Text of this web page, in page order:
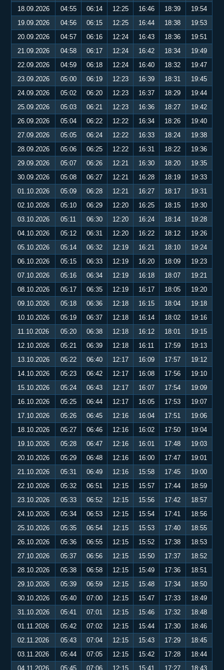
18.09.2026
04:55 06:14 12:25 16:46 18:39
19:54
19.09.2026
04:56 06:15 12:25 16:44 18:38
19:53
20.09.2026
04:57 06:16 12:24 16:43 18:36
19:51
21.09.2026
04:58 06:17 12:24 16:42 18:34
19:49
22.09.2026
04:59 06:18 12:24 16:40 18:32
19:47
23.09.2026
05:00 06:19 12:23 16:39 18:31
19:45
24.09.2026
05:02 06:20 12:23 16:37 18:29
19:44
25.09.2026
05:03 06:21 12:23 16:36 18:27
19:42
26.09.2026
05:04 06:22 12:22 16:34 18:26
19:40
27.09.2026
05:05 06:24 12:22 16:33 18:24
19:38
28.09.2026
05:06 06:25 12:22 16:31 18:22
19:36
29.09.2026
05:07 06:26 12:21 16:30 18:20
19:35
30.09.2026
05:08 06:27 12:21 16:28 18:19
19:33
01.10.2026
05:09 06:28 12:21 16:27 18:17
19:31
02.10.2026
05:10 06:29 12:20 16:25 18:15
19:30
03.10.2026
05:11 06:30 12:20 16:24 18:14
19:28
04.10.2026
05:12 06:31 12:20 16:22 18:12
19:26
05.10.2026
05:14 06:32 12:19 16:21 18:10
19:24
06.10.2026
05:15 06:33 12:19 16:20 18:09
19:23
07.10.2026
05:16 06:34 12:19 16:18 18:07
19:21
08.10.2026
05:17 06:35 12:19 16:17 18:05
19:20
09.10.2026
05:18 06:36 12:18 16:15 18:04
19:18
10.10.2026
05:19 06:37 12:18 16:14 18:02
19:16
11.10.2026
05:20 06:38 12:18 16:12 18:01
19:15
12.10.2026
05:21 06:39 12:18 16:11 17:59
19:13
13.10.2026
05:22 06:40 12:17 16:09 17:57
19:12
14.10.2026
05:23 06:42 12:17 16:08 17:56
19:10
15.10.2026
05:24 06:43 12:17 16:07 17:54
19:09
16.10.2026
05:25 06:44 12:17 16:05 17:53
19:07
17.10.2026
05:26 06:45 12:16 16:04 17:51
19:06
18.10.2026
05:27 06:46 12:16 16:02 17:50
19:04
19.10.2026
05:28 06:47 12:16 16:01 17:48
19:03
20.10.2026
05:29 06:48 12:16 16:00 17:47
19:01
21.10.2026
05:31 06:49 12:16 15:58 17:45
19:00
22.10.2026
05:32 06:51 12:15 15:57 17:44
18:59
23.10.2026
05:33 06:52 12:15 15:56 17:42
18:57
24.10.2026
05:34 06:53 12:15 15:54 17:41
18:56
25.10.2026
05:35 06:54 12:15 15:53 17:40
18:55
26.10.2026
05:36 06:55 12:15 15:52 17:38
18:53
27.10.2026
05:37 06:56 12:15 15:50 17:37
18:52
28.10.2026
05:38 06:58 12:15 15:49 17:36
18:51
29.10.2026
05:39 06:59 12:15 15:48 17:34
18:50
30.10.2026
05:40 07:00 12:15 15:47 17:33
18:49
31.10.2026
05:41 07:01 12:15 15:46 17:32
18:48
01.11.2026
05:42 07:02 12:15 15:44 17:30
18:46
02.11.2026
05:43 07:04 12:15 15:43 17:29
18:45
03.11.2026
05:44 07:05 12:15 15:42 17:28
18:44
04.11.2026
05:45 07:06 12:15 15:41 17:27 18:43